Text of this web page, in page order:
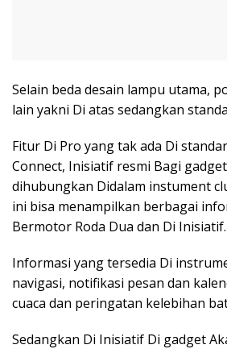
Selain beda desain lampu utama,
lain yakni Di atas sedangkan
Fitur Di Pro yang tak ada Di
Connect, Inisiatif resmi Bagi
dihubungkan Didalam instument
ini bisa menampilkan berbagai
Bermotor Roda Dua dan Di Inisiatif.
Informasi yang tersedia Di
navigasi, notifikasi pesan dan
cuaca dan peringatan kelebihan
Sedangkan Di Inisiatif Di gadget